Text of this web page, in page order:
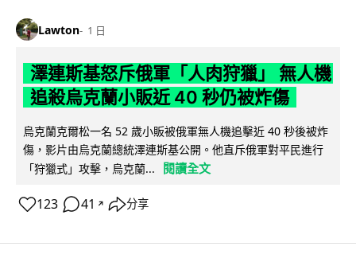
Lawton 1 日
澤連斯基怒斥俄軍「人肉狩獵」 無人機
追殺烏克蘭小販近 40 秒仍被炸傷
烏克蘭克爾松一名 52 歲小販被俄軍無人機追擊近 40 秒後被炸
傷，影片由烏克蘭總統澤連斯基公開。他直斥俄軍對平民進行
「狩獵式」攻擊，烏克蘭...
閱讀全文
123 41 ↗ 分享